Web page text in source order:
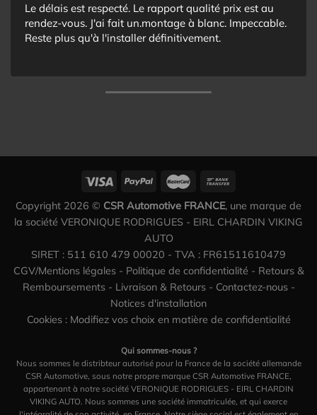
Le délais est respecté. Le rapport qualité prix est au
rendez-vous. J'ai fait un.montage à blanc. Impeccable.
Reste plus qu'à l'installer définitivement.
Copyright 2026 © CSR Automotive FRANCE, une marque de
la société VERONIQUE RODRIGUES - EIRL CHARDIN VIKING
AUTO
SIRET : 511 610 479 00020 - TVA : FR61511610479
CGV/Mentions légales- Politique de confidentialité - Retours &
Remboursements- Livraison & Retours- Contactez-nous-
Notices d'installation
Cookies : Modifiez vos choix en matière de confidentialité
Qui sommes-nous ?
Nous sommes le distribteur autorisé pour la France de la société allemande
CSR Automotive, sous notre propre marque CSR Automotive FRANCE,
appartenant à notre société VERONIQUE RODRIGUES - EIRL CHARDIN
VIKING AUTO. Nous sommes une société immatriculée, et qui exerce